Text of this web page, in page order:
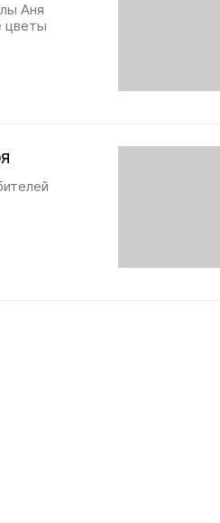
Аня
цветы